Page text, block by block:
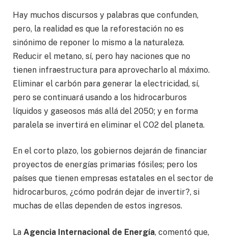
Hay muchos discursos y palabras que confunden,
pero, la realidad es que la reforestación no es
sinónimo de reponer lo mismo a la naturaleza.
Reducir el metano, sí, pero hay naciones que no
tienen infraestructura para aprovecharlo al máximo.
Eliminar el carbón para generar la electricidad, sí,
pero se continuará usando a los hidrocarburos
líquidos y gaseosos más allá del 2050; y en forma
paralela se invertirá en eliminar el CO2 del planeta.
En el corto plazo, los gobiernos dejarán de financiar
proyectos de energías primarias fósiles; pero los
países que tienen empresas estatales en el sector de
hidrocarburos, ¿cómo podrán dejar de invertir?, si
muchas de ellas dependen de estos ingresos.
La Agencia Internacional de Energía, comentó que,